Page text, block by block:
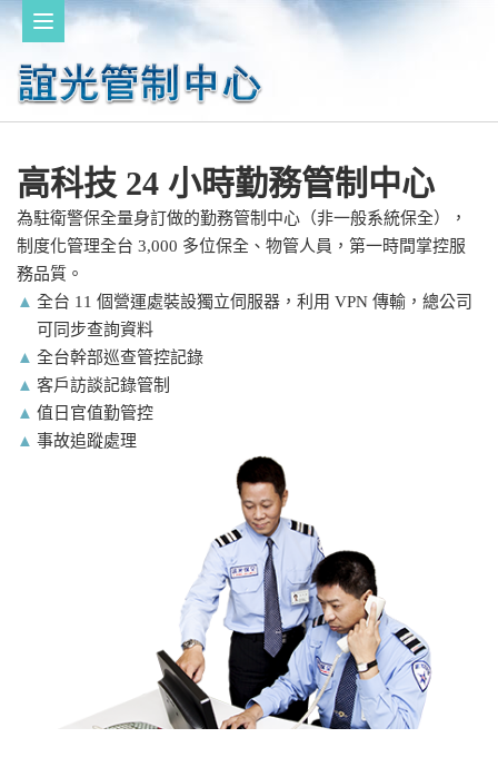
高科技 24 小時勤務管制中心
為駐衛警保全量身訂做的勤務管制中心（非一般系統保全），
制度化管理全台 3,000 多位保全、物管人員，第一時間掌控服
務品質。
▲ 全台 11 個營運處裝設獨立伺服器，利用 VPN 傳輸，總公司
可同步查詢資料
▲ 全台幹部巡查管控記錄
▲ 客戶訪談記錄管制
▲ 值日官值勤管控
▲ 事故追蹤處理